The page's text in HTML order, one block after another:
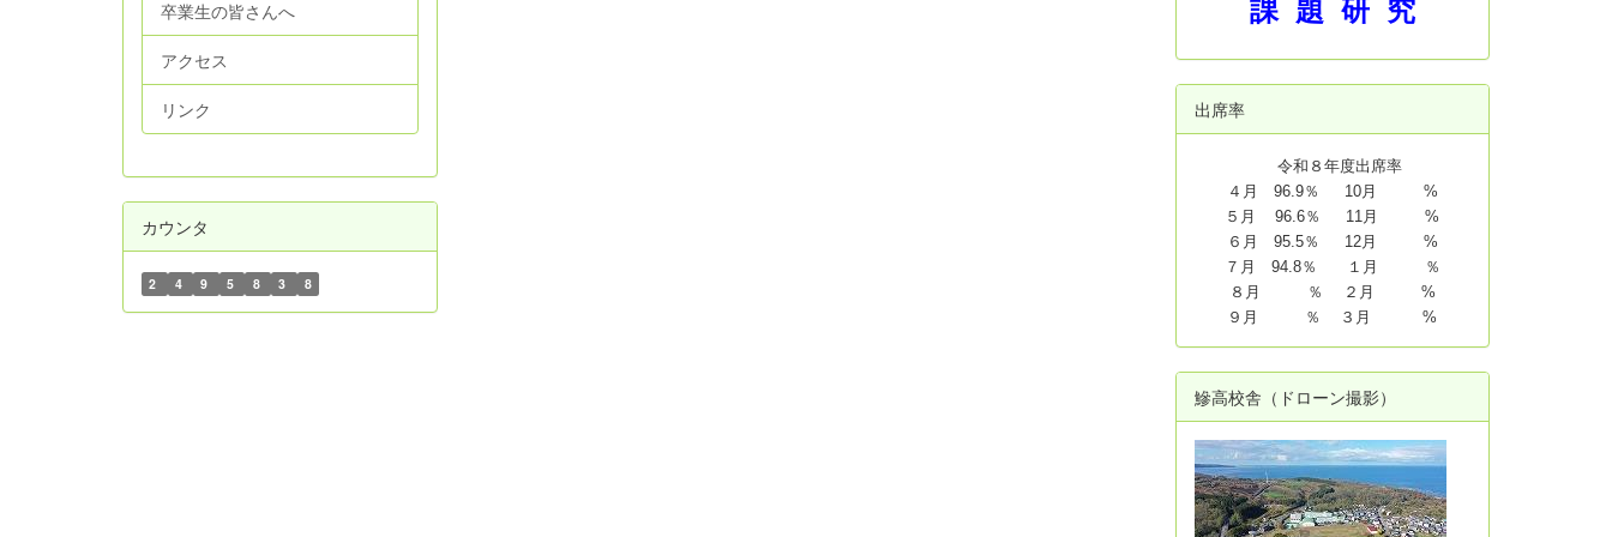
卒業生の皆さんへ
アクセス
リンク
カウンタ
2 4 9 5 8 3 8
課 題 研 究
出席率
令和８年度出席率
４月 96.9％ 10月 %
５月 96.6％ 11月 %
６月 95.5％ 12月 %
７月 94.8％ １月 ％
８月 ％ ２月 %
９月 ％ ３月 %
鰺高校舎（ドローン撮影）